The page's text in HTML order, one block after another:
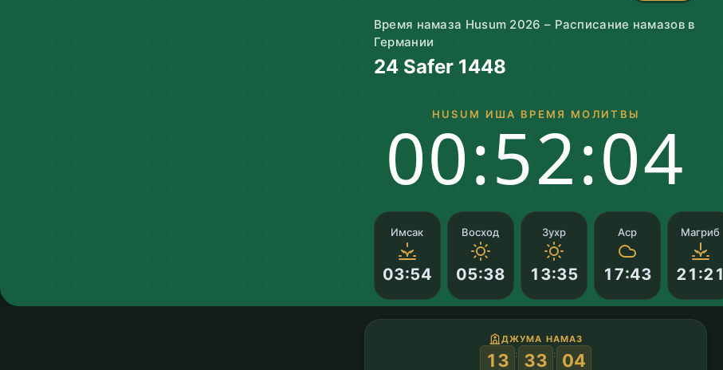
Время намаза Husum 2026 – Расписание намазов в
Германии
24 Safer 1448
HUSUM ИША ВРЕМЯ МОЛИТВЫ
00:52:02
Имсак
03:54
Восход
05:38
Зухр
13:35
Аср
17:43
Магриб
21:21
ДЖУМА НАМАЗ
13 : 33 : 02